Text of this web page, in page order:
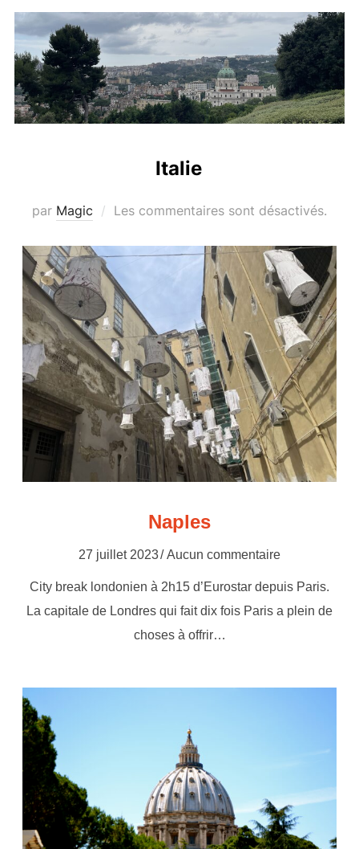
Italie
par Magic Les commentaires sont désactivés.
Naples
27 juillet 2023 Aucun commentaire
City break londonien à 2h15 d’Eurostar depuis Paris.
La capitale de Londres qui fait dix fois Paris a plein de
choses à offrir…